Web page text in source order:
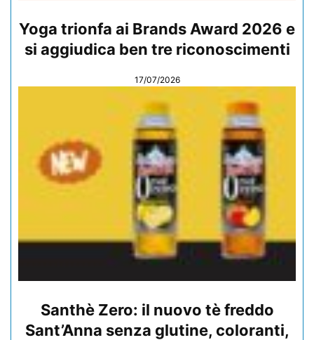
Yoga trionfa ai Brands Award 2026 e
si aggiudica ben tre riconoscimenti
17/07/2026
Santhè Zero: il nuovo tè freddo
Sant’Anna senza glutine, coloranti,